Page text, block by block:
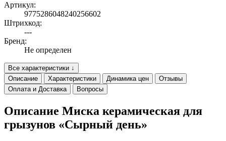
Артикул:
9775286048240256602
Штрихкод:
---
Бренд:
Не определен
Все характеристики ↓
Описание
Характеристики Динамика цен
Отзывы
Оплата и Доставка
Вопросы
Описание Миска керамическая для
грызунов «Сырный день»